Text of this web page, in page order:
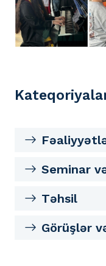
Seminar
Təhsil
Görüşlər